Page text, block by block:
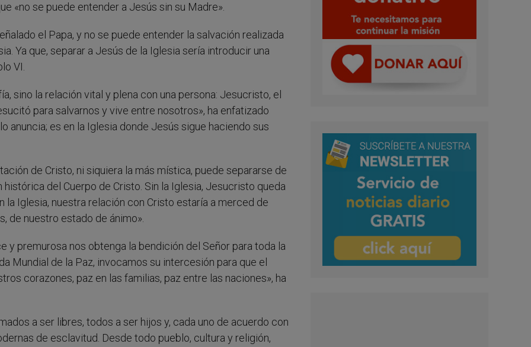
«no se puede entender a Jesús sin su Madre».
el Papa, y no se puede entender la salvación realizada
Ya que, separar a Jesús de la Iglesia sería introducir una
VI.
sino la relación vital y plena con una persona: Jesucristo, el
para salvarnos y vive entre nosotros», ha enfatizado
anuncia; es en la Iglesia donde Jesús sigue haciendo sus
de Cristo, ni siquiera la más mística, puede separarse de
del Cuerpo de Cristo. Sin la Iglesia, Jesucristo queda
la Iglesia, nuestra relación con Cristo estaría a merced de
de nuestro estado de ánimo».
y premurosa nos obtenga la bendición del Señor para toda la
Mundial de la Paz, invocamos su intercesión para que el
corazones, paz en las familias, paz entre las naciones», ha
a ser libres, todos a ser hijos y, cada uno de acuerdo con
de esclavitud. Desde todo pueblo, cultura y religión,